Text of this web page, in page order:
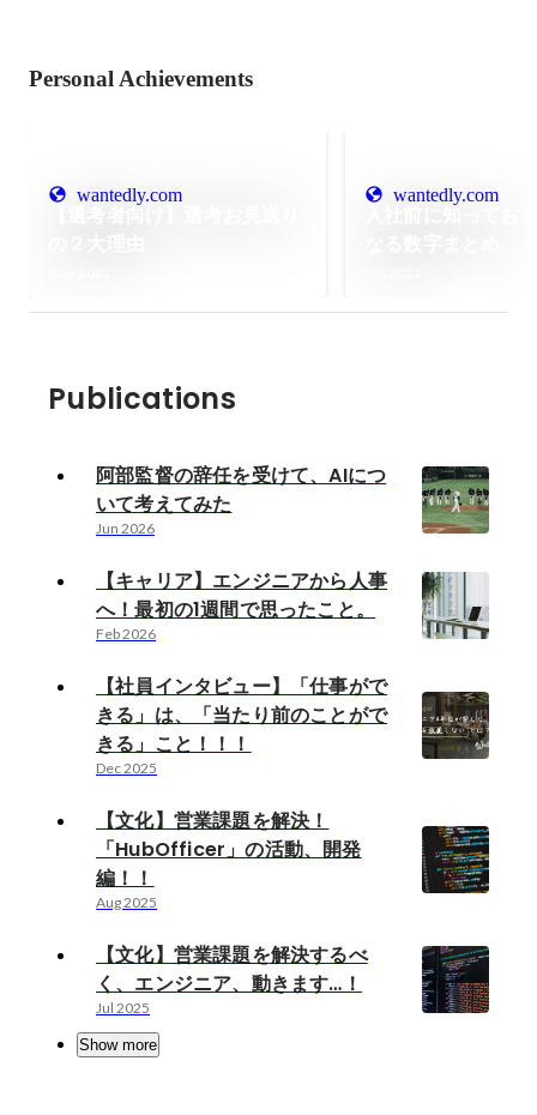
Personal Achievements
wantedly.com wantedly.com
Publications
阿部監督の辞任を受けて、AIにつ
いて考えてみた
Jun 2026
【キャリア】エンジニアから人事
へ！最初の1週間で思ったこと。
Feb 2026
【社員インタビュー】「仕事がで
きる」は、「当たり前のことがで
きる」こと！！！
Dec 2025
【文化】営業課題を解決！
「HubOfficer」の活動、開発
編！！
Aug 2025
【文化】営業課題を解決するべ
く、エンジニア、動きます…！
Jul 2025
Show more